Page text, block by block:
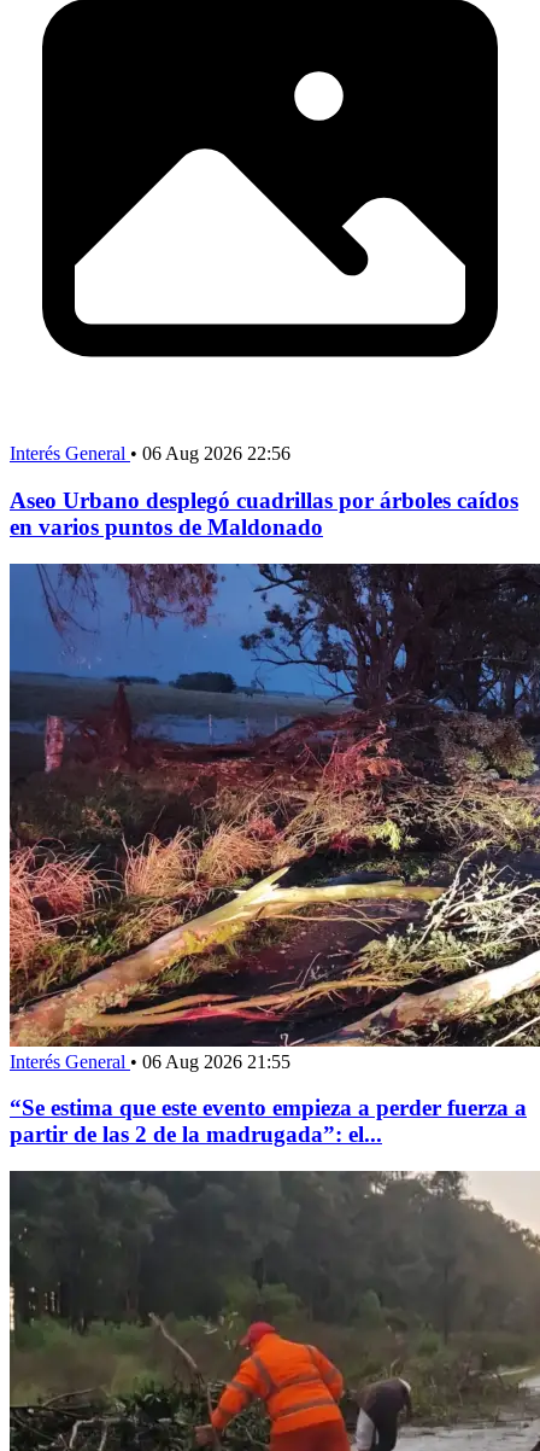
Interés General • 06 Aug 2026 22:56
Aseo Urbano desplegó cuadrillas por árboles caídos
en varios puntos de Maldonado
Interés General • 06 Aug 2026 21:55
“Se estima que este evento empieza a perder fuerza a
partir de las 2 de la madrugada”: el...